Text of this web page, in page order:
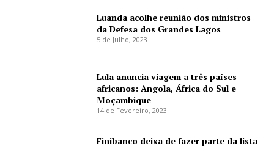
Luanda acolhe reunião dos ministros
da Defesa dos Grandes Lagos
5 de Julho, 2023
Lula anuncia viagem a três países
africanos: Angola, África do Sul e
Moçambique
14 de Fevereiro, 2023
Finibanco deixa de fazer parte da lista